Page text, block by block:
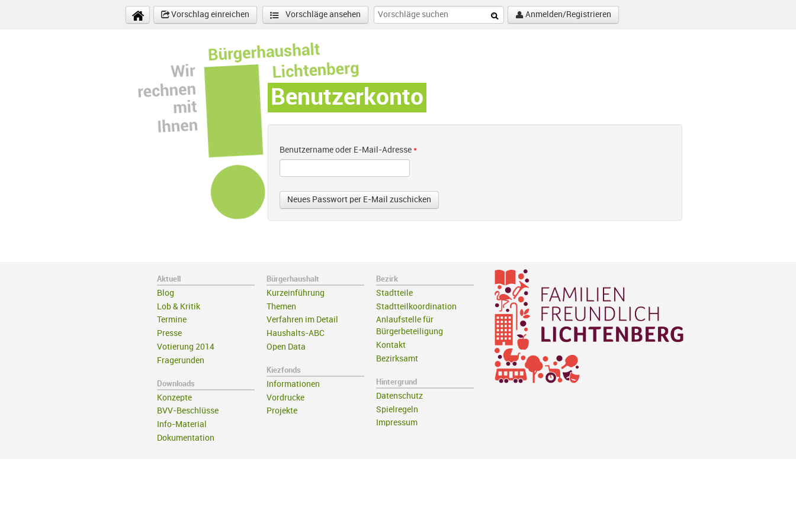
Vorschlag einreichen
Vorschläge ansehen Anmelden/Registrieren
Benutzerkonto
Benutzername oder E-Mail-Adresse *
Aktuell
Blog
Lob & Kritik
Termine
Presse
Votierung 2014
Fragerunden
Downloads
Konzepte
BVV-Beschlüsse
Info-Material
Dokumentation
Bürgerhaushalt
Kurzeinführung
Themen
Verfahren im Detail
Haushalts-ABC
Open Data
Kiezfonds
Informationen
Vordrucke
Projekte
Bezirk
Stadtteile
Stadtteilkoordination
Anlaufstelle für
Bürgerbeteiligung
Kontakt
Bezirksamt
Hintergrund
Datenschutz
Spielregeln
Impressum